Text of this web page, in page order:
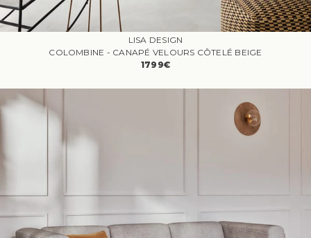
LISA DESIGN
COLOMBINE - CANAPÉ VELOURS CÔTELÉ BEIGE
1799€